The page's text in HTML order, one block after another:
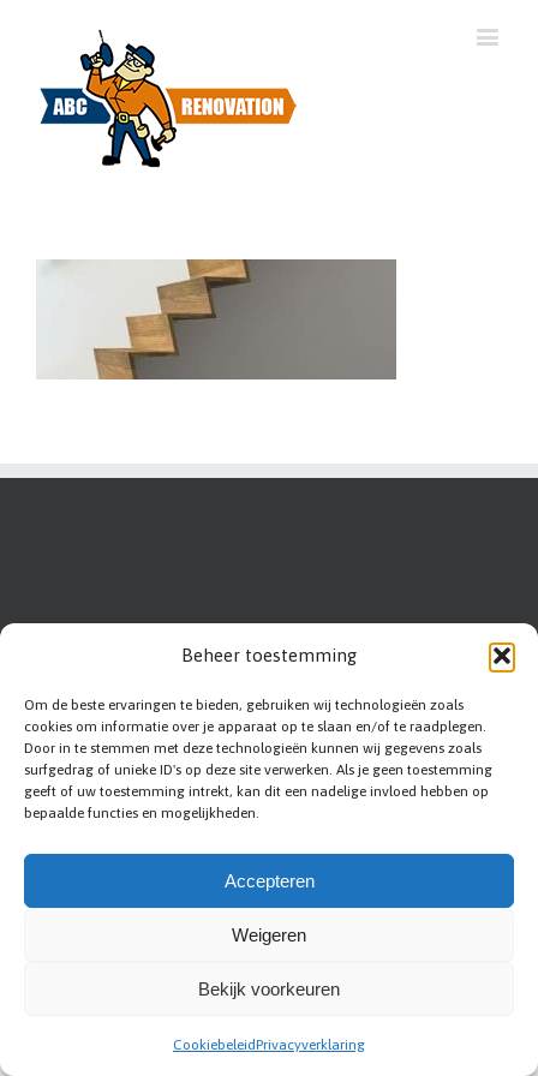
Beheer toestemming
Om de beste ervaringen te bieden, gebruiken wij technologieën zoals
cookies om informatie over je apparaat op te slaan en/of te raadplegen.
Door in te stemmen met deze technologieën kunnen wij gegevens zoals
surfgedrag of unieke ID's op deze site verwerken. Als je geen toestemming
geeft of uw toestemming intrekt, kan dit een nadelige invloed hebben op
bepaalde functies en mogelijkheden.
Accepteren
Weigeren
Bekijk voorkeuren
CookiebeleidPrivacyverklaring
Abc-renovation|Sitemap|Privacy statement|Voorwaarden|Disclaimer
Contact|Bedrijf aanmelden